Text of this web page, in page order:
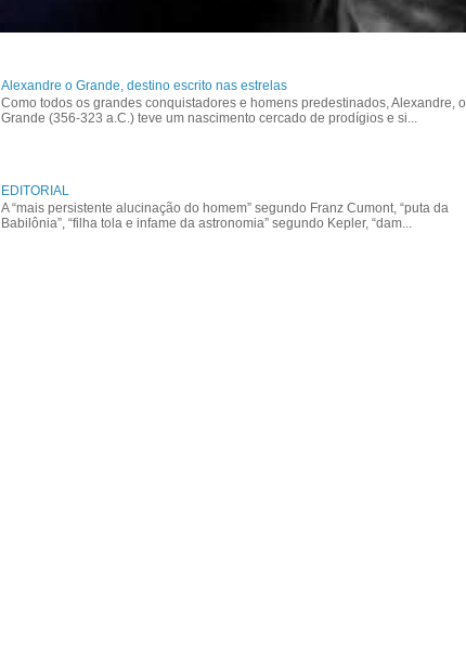
Alexandre o Grande, destino escrito nas estrelas
Como todos os grandes conquistadores e homens predestinados, Alexandre, o
Grande (356-323 a.C.) teve um nascimento cercado de prodígios e si...
EDITORIAL
A “mais persistente alucinação do homem” segundo Franz Cumont, “puta da
Babilônia”, “filha tola e infame da astronomia” segundo Kepler, “dam...